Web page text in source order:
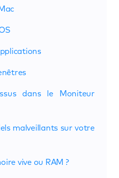
dans le Moniteur
malveillants sur votre
vive ou RAM ?